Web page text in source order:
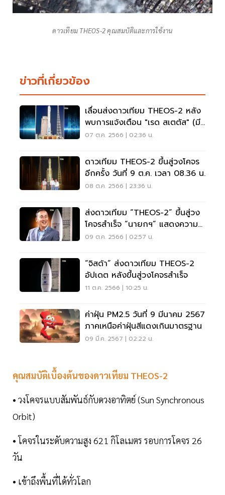
ดาวเทียม THEOS-2 คุณสมบัติและการใช้งาน
ข่าวที่เกี่ยวข้อง
เลื่อนส่งดาวเทียม THEOS-2 หลัง
พบการแจ้งเตือน "เรด สเตตัส" (มี
คลิป)
07 ต.ค. 2566 | 02:36 น.
ดาวเทียม THEOS-2 ขึ้นสู่วงโคจร
อีกครั้ง วันที่ 9 ต.ค. เวลา 08.36 น.
08 ต.ค. 2566 | 23:36 น.
ส่งดาวเทียม “THEOS-2” ขึ้นสู่วง
โคจรสำเร็จ “นายกฯ” แสดงความ
ยินดี
09 ต.ค. 2566 | 02:57 น.
“จิสด้า” ส่งดาวเทียม THEOS-2
อัปเดต หลังขึ้นสู่วงโคจรสำเร็จ
11 ต.ค. 2566 | 10:25 น.
ค่าฝุ่น PM2.5 วันที่ 9 มีนาคม 2567
ภาคเหนือค่าฝุ่นสีแดงเกินมาตรฐาน
09 มี.ค. 2567 | 02:22 น.
คุณสมบัติเบื้องต้นของดาวเทียม THEOS-2
• วงโคจรแบบสัมพันธ์กับดวงอาทิตย์ (Sun Synchronous
Orbit)
• โคจรในระดับความสูง 621 กิโลเมตร รอบการโคจร 26
วัน
• เข้าถึงพื้นที่ได้ทั่วโลก